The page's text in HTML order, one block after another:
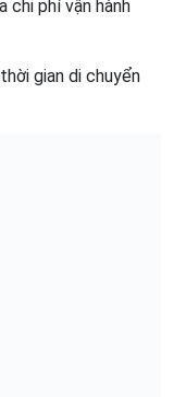
chi phí vận hành
gian di chuyển